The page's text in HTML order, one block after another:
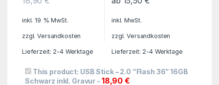
inkl. 19 % MwSt.
zzgl.Versandkosten
Lieferzeit: 2-4 Werktage
inkl. MwSt.
zzgl.Versandkosten
Lieferzeit: 2-4 Werktage
This product: USB Stick – 2.0 “Flash 36” 16GB
Schwarz inkl. Gravur - 18,90 €